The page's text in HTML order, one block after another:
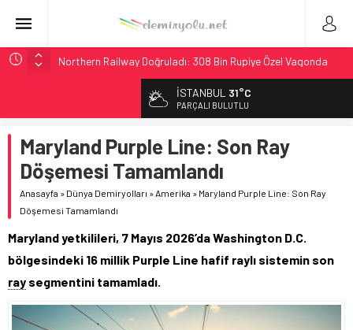
Northern Railway Doğruladı: 308 Bin Rupiye Özel Vagonda
Chicago’da Metra Polisi BVLOS Drone’larla Müdahale
NJ Transit’ten Tarihi Bütçe: 46 Yılın Rekoru Onaylandı
Rocky Mountain, Güneş Enerjili Tesisten İlk Rayı Sevk Etti
İSTANBUL 31°C
PARÇALI BULUTLU
Maryland Purple Line: Son Ray
Döşemesi Tamamlandı
Anasayfa » Dünya Demiryolları »Amerika » Maryland Purple Line: Son Ray
Döşemesi Tamamlandı
Maryland yetkilileri, 7 Mayıs 2026’da Washington D.C.
bölgesindeki 16 millik Purple Line hafif raylı sistemin son
ray segmentini tamamladı.